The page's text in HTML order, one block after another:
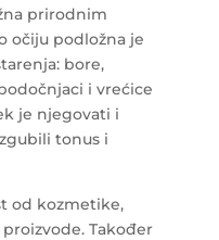
prirodnim
očiju podložna je
bore,
i vrećice
je njegovati i
tonus i
od kozmetike,
Također